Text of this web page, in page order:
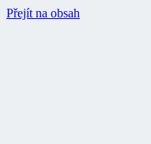
Přejít na obsah